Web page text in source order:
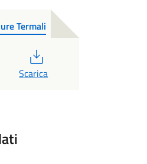
Termali
Scarica